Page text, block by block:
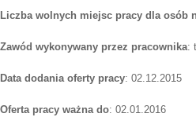
Liczba wolnych miejsc pracy dla osób
Zawód wykonywany przez pracownika:
Data dodania oferty pracy: 02.12.2015
Oferta pracy ważna do: 02.01.2016